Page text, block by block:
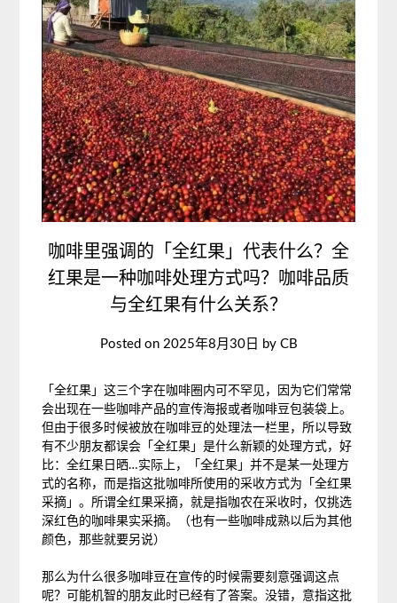
咖啡里强调的「全红果」代表什么？全
红果是一种咖啡处理方式吗？咖啡品质
与全红果有什么关系？
Posted on 2025年8月30日 by CB
「全红果」这三个字在咖啡圈内可不罕见，因为它们常常
会出现在一些咖啡产品的宣传海报或者咖啡豆包装袋上。
但由于很多时候被放在咖啡豆的处理法一栏里，所以导致
有不少朋友都误会「全红果」是什么新颖的处理方式，好
比：全红果日晒…实际上，「全红果」并不是某一处理方
式的名称，而是指这批咖啡所使用的采收方式为「全红果
采摘」。所谓全红果采摘，就是指咖农在采收时，仅挑选
深红色的咖啡果实采摘。
（也有一些咖啡成熟以后为其他
颜色，那些就要另说）
那么为什么很多咖啡豆在宣传的时候需要刻意强调这点
呢？
可能机智的朋友此时已经有了答案。没错，意指这批